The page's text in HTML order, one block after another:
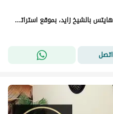
شقة مميزة للإيجار داخل كمبوند زايد هايتس بالشيخ زايد، بموقع استراتيجي على بُعد دقائق من أركان مول ومدخل زايد 3، مع إطلالة مفتوحة وتشطيب ألترا سوبر لوكس، وأول سكن. تبلغ مساحة الشقة 330 مترًا، وتتكون من 4 غرف نوم (منها غرفة ماستر بحمام ودريسنج)، وريسبشن واس
اتصل